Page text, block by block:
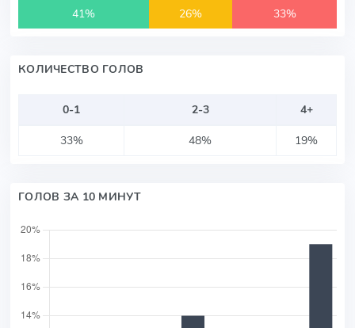
41% 26% 33%
КОЛИЧЕСТВО ГОЛОВ
0-1 2-3
4+
33%
48% 19%
ГОЛОВ ЗА 10 МИНУТ